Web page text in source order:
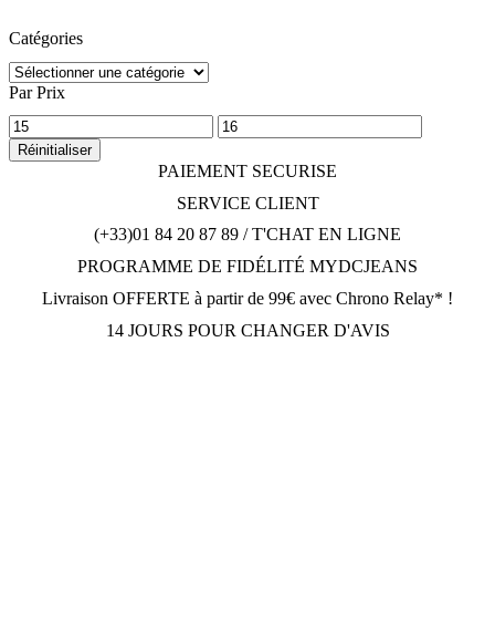
Catégories
Par Prix
Prix
minimum
Prix
max
Réinitialiser
PAIEMENT SECURISE
SERVICE CLIENT
(+33)01 84 20 87 89 / T'CHAT EN LIGNE
PROGRAMME DE FIDÉLITÉ MYDCJEANS
Livraison OFFERTE à partir de 99€ avec Chrono Relay* !
14 JOURS POUR CHANGER D'AVIS